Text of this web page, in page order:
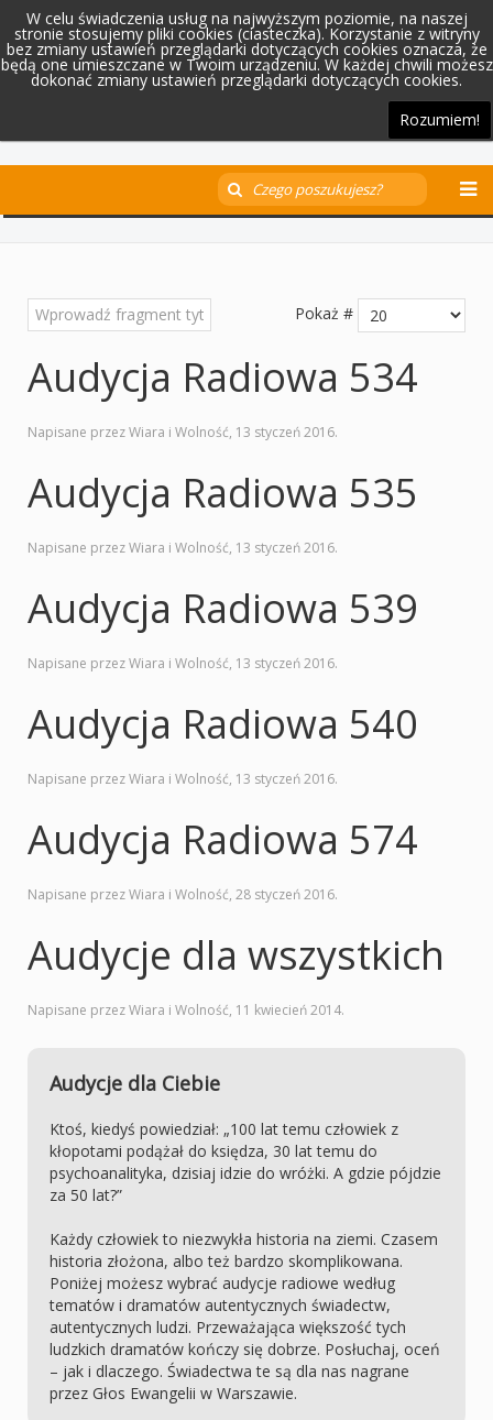
W celu świadczenia usług na najwyższym poziomie, na naszej
stronie stosujemy pliki cookies (ciasteczka). Korzystanie z witryny
bez zmiany ustawień przeglądarki dotyczących cookies oznacza, że
będą one umieszczane w Twoim urządzeniu. W każdej chwili możesz
dokonać zmiany ustawień przeglądarki dotyczących cookies.
Rozumiem!
Pokaż #
Audycja Radiowa 534
Napisane przez Wiara i Wolność, 13 styczeń 2016.
Audycja Radiowa 535
Napisane przez Wiara i Wolność, 13 styczeń 2016.
Audycja Radiowa 539
Napisane przez Wiara i Wolność, 13 styczeń 2016.
Audycja Radiowa 540
Napisane przez Wiara i Wolność, 13 styczeń 2016.
Audycja Radiowa 574
Napisane przez Wiara i Wolność, 28 styczeń 2016.
Audycje dla wszystkich
Napisane przez Wiara i Wolność, 11 kwiecień 2014.
Audycje dla Ciebie
Ktoś, kiedyś powiedział: „100 lat temu człowiek z
kłopotami podążał do księdza, 30 lat temu do
psychoanalityka, dzisiaj idzie do wróżki. A gdzie pójdzie
za 50 lat?”
Każdy człowiek to niezwykła historia na ziemi. Czasem
historia złożona, albo też bardzo skomplikowana.
Poniżej możesz wybrać audycje radiowe według
tematów i dramatów autentycznych świadectw,
autentycznych ludzi. Przeważająca większość tych
ludzkich dramatów kończy się dobrze. Posłuchaj, oceń
– jak i dlaczego. Świadectwa te są dla nas nagrane
przez Głos Ewangelii w Warszawie.